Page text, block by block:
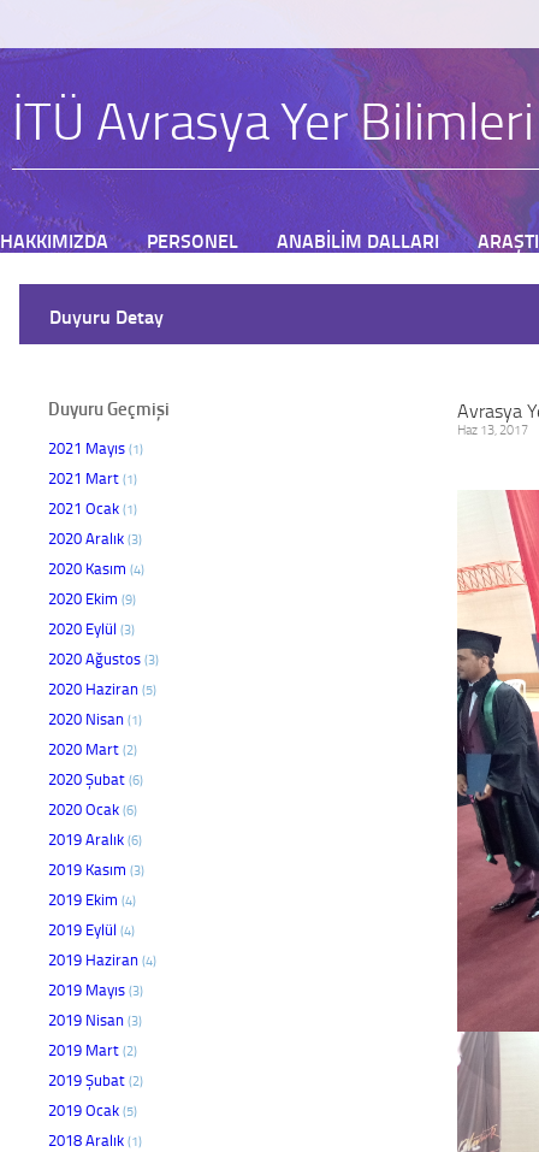
İTÜ Avrasya Yer
HAKKIMIZDA PERSONEL ANABİLİM DALLARI
Duyuru Detay
Duyuru Geçmişi
2021 Mayıs (1)
2021 Mart (1)
2021 Ocak (1)
2020 Aralık (3)
2020 Kasım (4)
2020 Ekim (9)
2020 Eylül (3)
2020 Ağustos (3)
2020 Haziran (5)
2020 Nisan (1)
2020 Mart (2)
2020 Şubat (6)
2020 Ocak (6)
2019 Aralık (6)
2019 Kasım (3)
2019 Ekim (4)
2019 Eylül (4)
2019 Haziran (4)
2019 Mayıs (3)
2019 Nisan (3)
2019 Mart (2)
2019 Şubat (2)
2019 Ocak (5)
2018 Aralık (1)
Avrasya
Haz 13, 2017